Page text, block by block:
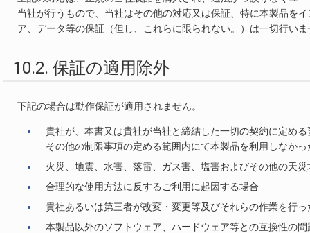
当社が行うもので、当社はその他の対応又は保証、特に本製品を
ア、データ等の保証（但し、これらに限られない。）は一切行い
10.2. 保証の適用除外
下記の場合は動作保証が適用されません。
貴社が、本書又は貴社が当社と締結した一切の契約に定め
その他の制限事項の定める範囲内にて本製品を利用しなかっ
火災、地震、水害、落雷、ガス害、塩害およびその他の天
合理的な使用方法に反するご利用に起因する場合
貴社あるいは第三者が改変・変更等及びそれらの作業を行
本製品以外のソフトウェア、ハードウェア等との互換性の